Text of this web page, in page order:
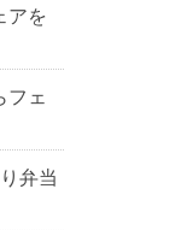
アを
フェ
弁当